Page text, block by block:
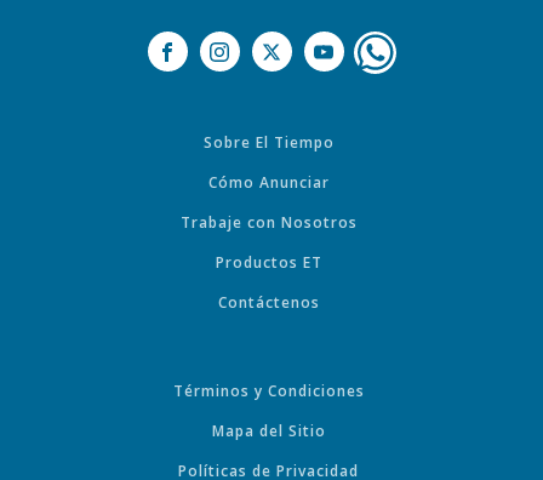
Sobre El Tiempo
Cómo Anunciar
Trabaje con Nosotros
Productos ET
Contáctenos
Términos y Condiciones
Mapa del Sitio
Políticas de Privacidad